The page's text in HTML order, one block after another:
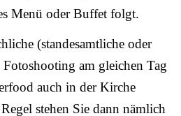
Menü oder Buffet folgt.
(standesamtliche oder
am gleichen Tag
auch in der Kirche
stehen Sie dann nämlich